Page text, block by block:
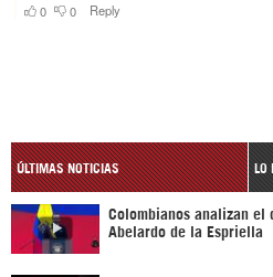
ÚLTIMAS NOTICIAS LO
Colombianos analizan el
Abelardo de la Espriella